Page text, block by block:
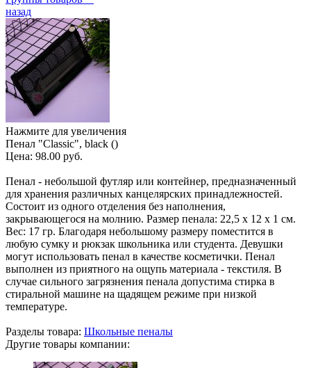
назад
Нажмите для увеличения
Пенал "Classic", black ()
Цена: 98.00 руб.
Пенал - небольшой футляр или контейнер, предназначенный
для хранения различных канцелярских принадлежностей.
Состоит из одного отделения без наполнения,
закрывающегося на молнию. Размер пенала: 22,5 х 12 х 1 см.
Вес: 17 гр. Благодаря небольшому размеру поместится в
любую сумку и рюкзак школьника или студента. Девушки
могут использовать пенал в качестве косметички. Пенал
выполнен из приятного на ощупь материала - текстиля. В
случае сильного загрязнения пенала допустима стирка в
стиральной машине на щадящем режиме при низкой
температуре.
Разделы товара: Школьные пеналы
Другие товары компании: